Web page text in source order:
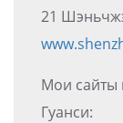
21
Мои сайты
Гуанси: